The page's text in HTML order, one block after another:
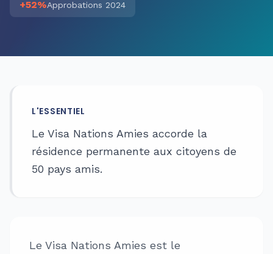
+52%Approbations 2024
L'ESSENTIEL
Le Visa Nations Amies accorde la
résidence permanente aux citoyens de
50 pays amis.
Le Visa Nations Amies est le